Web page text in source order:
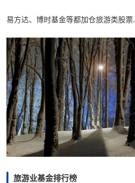
易方达、博时基金等都加仓旅游类股票.
旅游业基金排行榜